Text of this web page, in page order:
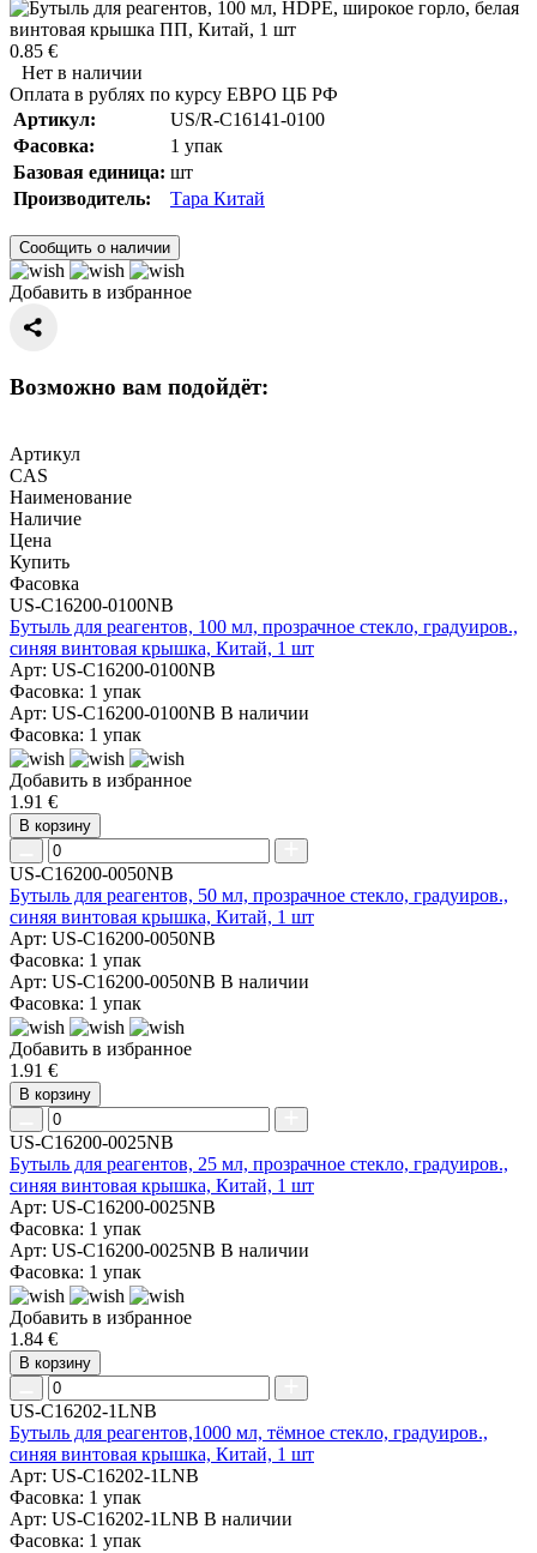
0.85 €
Нет в наличии
Оплата в рублях по курсу ЕВРО ЦБ РФ
Артикул:
US/R-C16141-0100
Фасовка:
1 упак
Базовая единица: шт
Производитель:
Тара Китай
Сообщить о наличии
Добавить в избранное
Возможно вам подойдёт:
Артикул
CAS
Наименование
Наличие
Цена
Купить
Фасовка
US-C16200-0100NB
Бутыль для реагентов, 100 мл, прозрачное стекло, градуиров.,
синяя винтовая крышка, Китай, 1 шт
Арт: US-C16200-0100NB
Фасовка: 1 упак
Арт: US-C16200-0100NB В наличии
Фасовка: 1 упак
Добавить в избранное
1.91 €
В корзину
US-C16200-0050NB
Бутыль для реагентов, 50 мл, прозрачное стекло, градуиров.,
синяя винтовая крышка, Китай, 1 шт
Арт: US-C16200-0050NB
Фасовка: 1 упак
Арт: US-C16200-0050NB В наличии
Фасовка: 1 упак
Добавить в избранное
1.91 €
В корзину
US-C16200-0025NB
Бутыль для реагентов, 25 мл, прозрачное стекло, градуиров.,
синяя винтовая крышка, Китай, 1 шт
Арт: US-C16200-0025NB
Фасовка: 1 упак
Арт: US-C16200-0025NB В наличии
Фасовка: 1 упак
Добавить в избранное
1.84 €
В корзину
US-C16202-1LNB
Бутыль для реагентов,1000 мл, тёмное стекло, градуиров.,
синяя винтовая крышка, Китай, 1 шт
Арт: US-C16202-1LNB
Фасовка: 1 упак
Арт: US-C16202-1LNB В наличии
Фасовка: 1 упак